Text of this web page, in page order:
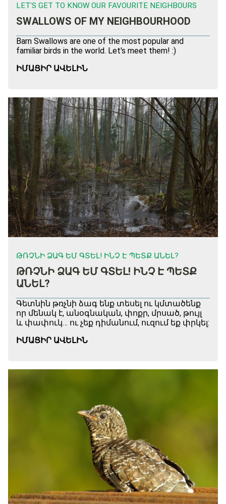
LET'S GET TO KNOW OUR FAVOURITE NEIGHBOURS
SWALLOWS OF MY NEIGHBOURHOOD
Barn Swallows are one of the most popular and
familiar birds in the world. Let's meet them! :)
ԻՄԱՑԻՐ ԱՎԵԼԻՆ
ԹՌՉՆԻ ՁԱԳ ԵՄ ԳՏԵԼ! ԻՆՉ Է ՊԵՏՔ ԱՆԵԼ?
ԹՌՉՆԻ ՁԱԳ ԵՄ ԳՏԵԼ! ԻՆՉ Է ՊԵՏՔ
ԱՆԵԼ?
Գետնին թռչնի ձագ ենք տեսել ու կմտածենք
որ մենակ է, անօգնական, փոքր, մրսած, թույլ
և փափուկ… ու չեք դիմանում, ուզում եք փրկել:
ԻՄԱՑԻՐ ԱՎԵԼԻՆ